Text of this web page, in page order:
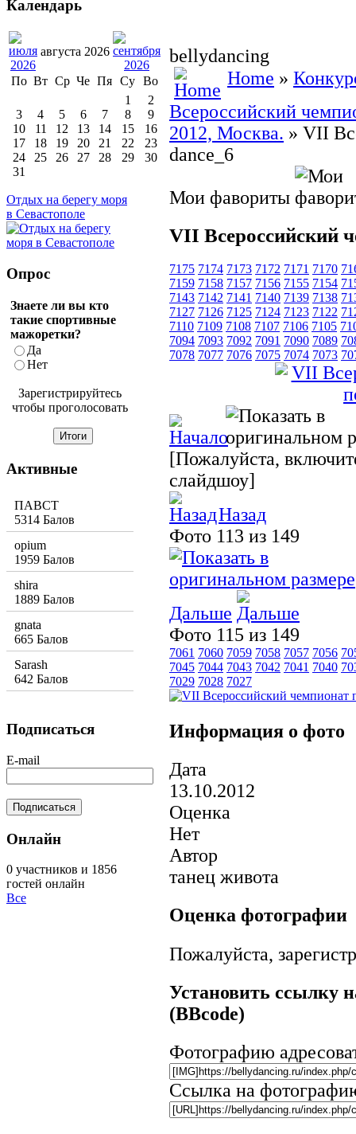
bellydancing
Home »
Всероссийский
2012, Москва. » VII
dance_6
Мои фавориты
VII Всероссийский
7175 7174 7173 7172 7171 7170
7159 7158 7157 7156 7155 7154
7143 7142 7141 7140 7139 7138
7127 7126 7125 7124 7123 7122
7110 7109 7108 7107 7106 7105
7094 7093 7092 7091 7090 7089
7078 7077 7076 7075 7074 7073
[Пожалуйста,
слайдшоу]
Назад
Фото 113 из 149
Дальше
Фото 115 из 149
7061 7060 7059 7058 7057 7056
7045 7044 7043 7042 7041 7040
7029 7028 7027
Информация о фото
Дата
13.10.2012
Оценка
Нет
Автор
танец живота
Оценка фотографии
Пожалуйста,
Установить ссылку
(BBcode)
Фотографию
Ссылка на
Календарь
августа 2026
По Вт Ср Че Пя Су Во
1
2
3
4 5 6 7 8
9
10
11 12 13 14 15
16
17
18 19 20 21 22
23
24
25 26 27 28 29
30
31
Отдых на берегу моря
в Севастополе
Опрос
Знаете ли вы кто
такие спортивные
мажоретки?
Да
Нет
Зарегистрируйтесь
чтобы проголосовать
Активные
ПАВСТ
5314 Балов
opium
1959 Балов
shira
1889 Балов
gnata
665 Балов
Sarash
642 Балов
Подписаться
E-mail
Онлайн
0 участников и 1856
гостей онлайн
Все